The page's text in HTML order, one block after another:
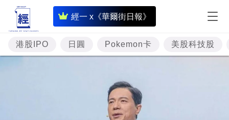
經一 x《華爾街日報》
即
時
財
經
港股IPO 日圓 Pokemon卡 美股科技股